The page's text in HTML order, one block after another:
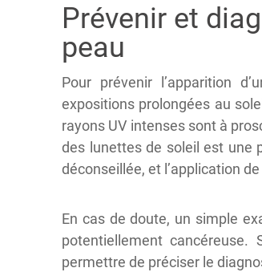
Prévenir et
peau
Pour prévenir l’apparition
expositions prolongées au
rayons UV intenses sont à
des lunettes de soleil est une
déconseillée, et l’application de
En cas de doute, un simple
potentiellement cancéreuse.
permettre de préciser le